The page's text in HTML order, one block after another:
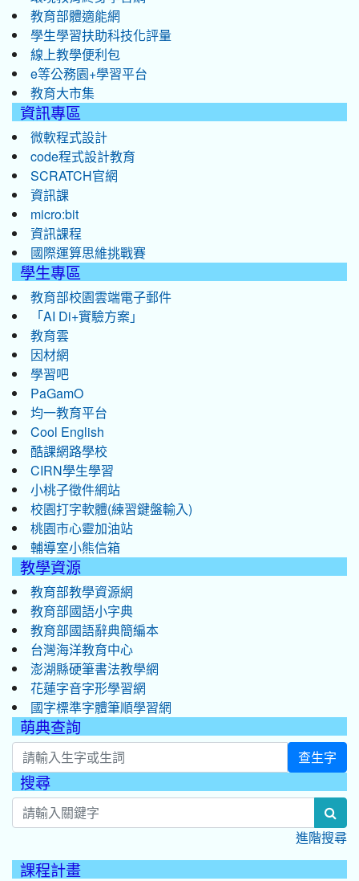
教育部體適能網
學生學習扶助科技化評量
線上教學便利包
e等公務園+學習平台
教育大市集
資訊專區
微軟程式設計
code程式設計教育
SCRATCH官網
資訊課
micro:bit
資訊課程
國際運算思維挑戰賽
學生專區
教育部校園雲端電子郵件
「AI Di+實驗方案」
教育雲
因材網
學習吧
PaGamO
均一教育平台
Cool English
酷課網路學校
CIRN學生學習
小桃子徵件網站
校園打字軟體(練習鍵盤輸入)
桃園市心靈加油站
輔導室小熊信箱
教學資源
教育部教學資源網
教育部國語小字典
教育部國語辭典簡編本
台灣海洋教育中心
澎湖縣硬筆書法教學網
花蓮字音字形學習網
國字標準字體筆順學習網
萌典查詢
查生字
搜尋
進階搜尋
課程計畫